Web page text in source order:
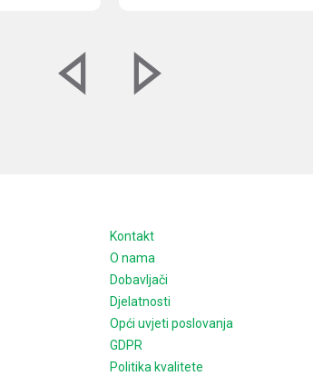
Kontakt
O nama
Dobavljači
Djelatnosti
Opći uvjeti poslovanja
GDPR
Politika kvalitete